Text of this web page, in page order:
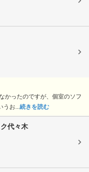
かったのですが、個室のソフ
うお...続きを読む
代々木